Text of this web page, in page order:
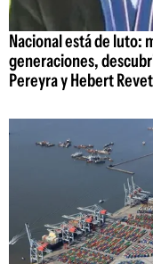
Nacional está de luto:
generaciones,
Pereyra y Hebert